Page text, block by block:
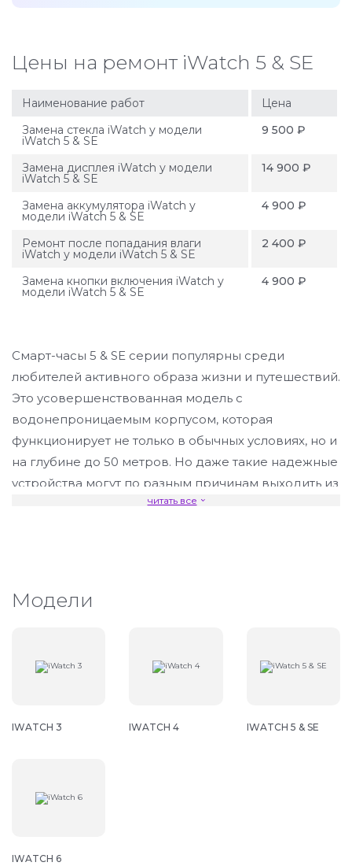
Цены на ремонт iWatch 5 & SE
Наименование работ
Цена
Замена стекла iWatch у модели
iWatch 5 & SE
9 500 ₽
Замена дисплея iWatch у модели
iWatch 5 & SE
14 900 ₽
Замена аккумулятора iWatch у
модели iWatch 5 & SE
4 900 ₽
Ремонт после попадания влаги
iWatch у модели iWatch 5 & SE
2 400 ₽
Замена кнопки включения iWatch у
модели iWatch 5 & SE
4 900 ₽
Смарт-часы 5 & SE серии популярны среди
любителей активного образа жизни и путешествий.
Это усовершенствованная модель с
водонепроницаемым корпусом, которая
функционирует не только в обычных условиях, но и
на глубине до 50 метров. Но даже такие надежные
устройства могут по разным причинам выходить из
строя, что негативно сказывается на качестве
зависимости от типа неисправности или поломки
запчасти, детали. На все виды услуг
читать все
Модели
IWATCH 3 IWATCH 4 IWATCH 5 & SE
IWATCH 6